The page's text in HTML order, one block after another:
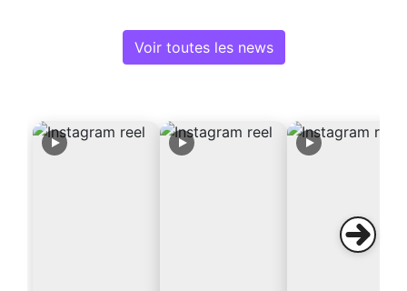
Voir toutes les news